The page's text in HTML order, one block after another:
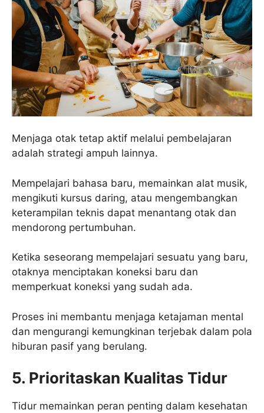
Menjaga otak tetap aktif melalui pembelajaran
adalah strategi ampuh lainnya.
Mempelajari bahasa baru, memainkan alat musik,
mengikuti kursus daring, atau mengembangkan
keterampilan teknis dapat menantang otak dan
mendorong pertumbuhan.
Ketika seseorang mempelajari sesuatu yang baru,
otaknya menciptakan koneksi baru dan
memperkuat koneksi yang sudah ada.
Proses ini membantu menjaga ketajaman mental
dan mengurangi kemungkinan terjebak dalam pola
hiburan pasif yang berulang.
5. Prioritaskan Kualitas Tidur
Tidur memainkan peran penting dalam kesehatan